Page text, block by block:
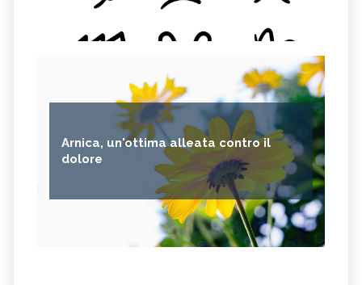
Arnica, un'ottima alleata contro il
dolore